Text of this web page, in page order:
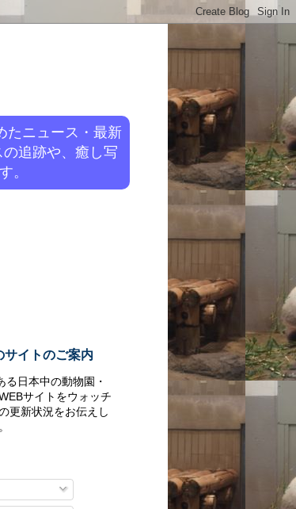
たニュース・最新
追跡や、癒し写
。
サイトのご案内
る日本中の動物園・
サイトをウォッチ
更新状況をお伝えし